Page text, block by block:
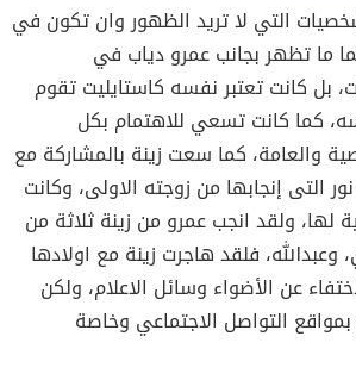
التي لا تريد الظهور وان تكون في
ما تظهر بجانب عمرو دياب في
بل كانت تعتبر نفسه كاستايليت تقوم
كما كانت تسعي للاهتمام بكل
والعامة، كما سعت زينة بالمشاركة مع
التى إنجابها من زوجته الاولى، وكانت
لها، ولقد انجب عمرو من زينة ثلاثة من
وعبدالله، فلقد هاجرت زينة مع اولادها
عن الأضواء وسائل الاعلام، ولكن
التواصل الاجتماعي وخاصة